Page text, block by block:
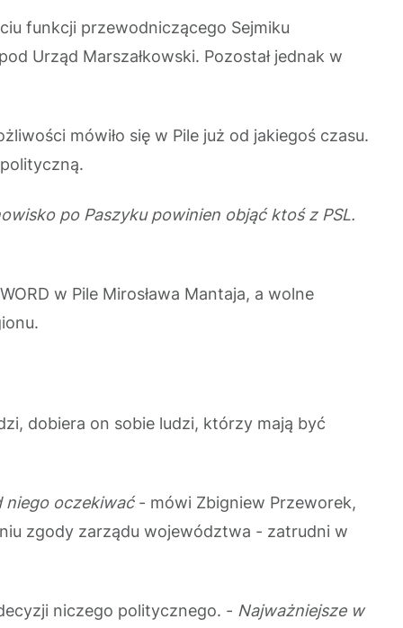
funkcji przewodniczącego Sejmiku
Urząd Marszałkowski. Pozostał jednak w
mówiło się w Pile już od jakiegoś czasu.
po Paszyku powinien objąć ktoś z PSL.
w Pile Mirosława Mantaja, a wolne
dobiera on sobie ludzi, którzy mają być
niego oczekiwać- mówi Zbigniew Przeworek,
zgody zarządu województwa - zatrudni w
niczego politycznego. - Najważniejsze w